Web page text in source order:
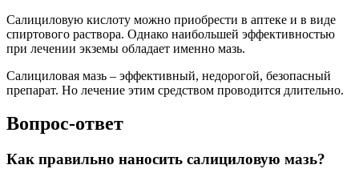
Салициловую кислоту можно приобрести в аптеке и в виде
спиртового раствора. Однако наибольшей эффективностью
при лечении экземы обладает именно мазь.
Салициловая мазь – эффективный, недорогой, безопасный
препарат. Но лечение этим средством проводится длительно.
Вопрос-ответ
Как правильно наносить салициловую мазь?